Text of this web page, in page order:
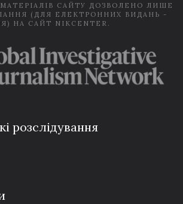
САЙТУ ДОЗВОЛЕНО ЛИШЕ
(ДЛЯ ЕЛЕКТРОННИХ ВИДАНЬ -
НА САЙТ NIKCENTER.
розслідування